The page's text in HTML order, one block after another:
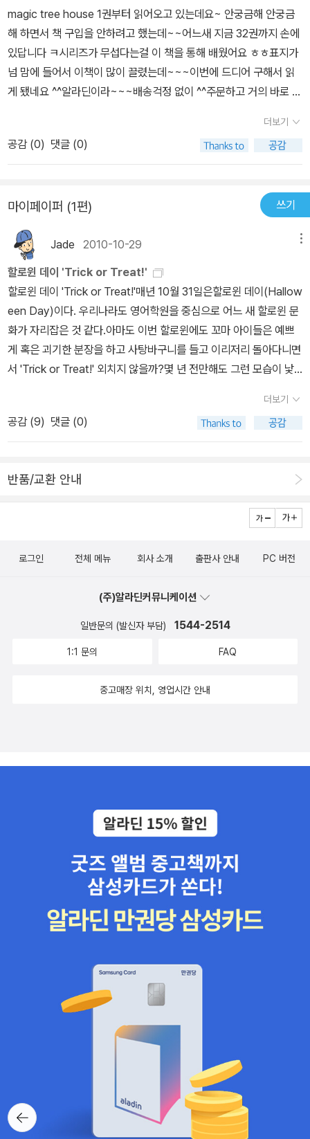
magic tree house 1권부터 읽어오고 있는데요~ 안궁금해 안궁금
해 하면서 책 구입을 안하려고 했는데~~어느새 지금 32권까지 손에
있답니다 ㅋ시리즈가 무섭다는걸 이 책을 통해 배웠어요 ㅎㅎ표지가
넘 맘에 들어서 이책이 많이 끌렸는데~~~이번에 드디어 구해서 읽
게 됐네요 ^^알라딘이라~~~배송걱정 없이 ^^주문하고 거의 바로 받
있네요아까워서 못 떼겠음 ㅋ내용은 또다시 잭과 애니 그리고 테디^^
가 카멜롯을 구하는 내용인데요~~이번에는 드뎌 제목에 걸맞게^^m
agic tree house 다운 magic 을 쓰게 되네요잭, 애니, 테디가 까마
혔다는그리고, 이야기가 거의 끝날무렵 까마귀 왕의 오랜 바램이 이
뤄지는 happy ending?^^이야기들 하며 정말 재미있게 잘읽었어요
^^역시 magic tree house 입니다 ^^
더보기
공감 (0) 댓글 (0)
마이페이퍼 (1편) 쓰기
Jade 2010-10-29
할로윈 데이 'Trick or Treat!'
할로윈 데이 'Trick or Treat!'매년 10월 31일은할로윈 데이(Hallow
een Day)이다. 우리나라도 영어학원을 중심으로 어느 새 할로윈 문
화가 자리잡은 것 같다.아마도 이번 할로윈에도 꼬마 아이들은 예쁘
게 혹은 괴기한 분장을 하고 사탕바구니를 들고 이리저리 돌아다니면
서 'Trick or Treat!' 외치지 않을까?몇 년 전만해도 그런 모습이 낯
나라에 자리잡은 것 같다. 이러다간 조만간 크리스마스 보다 훨씬 더
상업적인 문화가 되지 않을까 하는 우려도 생긴다.서양에서는 부활절
(Easter Day) 행사도 많은데, 그런 이벤트는 우리나라에서 벌어지
책에서 만날 수 있는 다양한 할로윈 이야기들을 모아보았다. Ready
Action Halloween Pack 3종 Set (Student's Book + Workbo
ok + CD) The Lab 영어교육연구소 지음 / The LAB Education
다.책도 책이지만 사은품이 탐이 난다. ㅎㅎ 개인적으로 나도 호박모
tch (Drama Book) 각각 시리즈 따로 구입해도 좋을 듯. 드라마북
이 제일 탐이 난다. The Big Halloween Scare (책 + CD 1장) 비
책 - 이번엔 할로윈을 맞아 스펀지밥이 겪는 소동이다.시디까지 있으
the Great and the Halloween Hunt (Paperback + CD 1장)
도 스릴넘치는데, 얼른 책 속으로 들어가보고 싶다. 개인적으로 제로
니모 시리즈는 애니매이션으로 제작되었으면 하는 바람이다.Haunt
ed Castle on Hallows Eve (Hardcover + CD 1장) 마법의 시간
여행 - 내가 참 좋아하는 시리즈. 잭과 애니가 찾아간 곳은... 할로윈
이브에 벌어지는 잭과 애니의 모험담. 영어 챕터북이 혹여 부담스럽
다면 번역된책으로 만나도 좋을 것이다.Arthur's HalloweenArthu
r's Adventure 시리즈에도 할로윈은 빠지지 않고 등장한다. 그러고
양에서 할로윈은 약방의 감초처럼 빠질 수 없을 테니까...Halloween
Fraidy-Cat (Paperback) Ready, Freddy 시리즈에도 역시나 할
로윈은 등장한다. 표지 그림에 있는 표정이 정말이나 귀엽다. 나도 이
번 할로윈 땐 분장이나 한번 해볼까?The Ghost who was Afraid
of Halloween (Paperback + CD 1장)Super WHY! 시리즈에서
도 할로윈이 있다. 할로윈을 맞아서 벌어지는 유령 소동. 그런데 과연
유령이 무서워하는 것인지 아니면 유령을 무서워하는 것인지 모르겠
다. ㅎㅎHorrible Harry At Halloween (Paperback + CD) 해리
에게 찾아온 할로윈. 과연 또 어떤 소동이 벌어질 것인가? 제발 이번
더보기
공감 (9) 댓글 (0)
반품/교환 안내
뒤로가
기
로그인 전체 메뉴 회사 소개 출판사 안내 PC 버전
(주)알라딘커뮤니케이션
일반문의 (발신자 부담) 1544-2514
1:1 문의 FAQ
중고매장 위치, 영업시간 안내